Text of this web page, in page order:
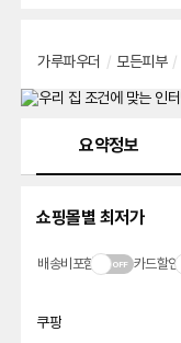
가루파우더 / 모든피부 /
요약정보
쇼핑몰별 최저가
배송비포함 카드할인
쿠팡